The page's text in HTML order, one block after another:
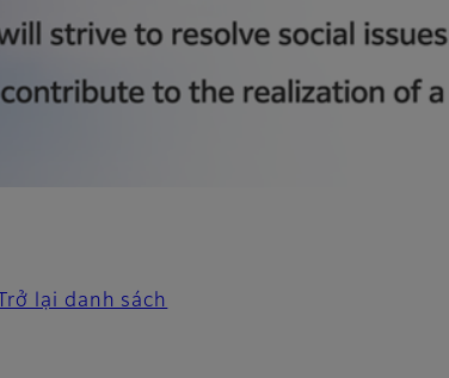
Trở lại danh sách